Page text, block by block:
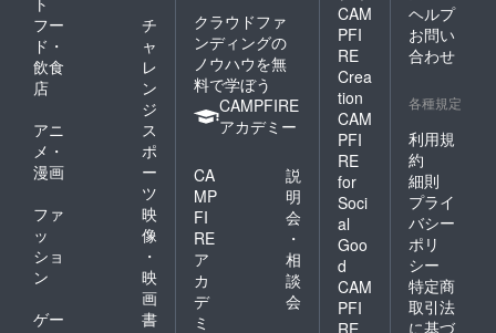
フー
ド・
飲食
店
チ
ャ
レ
ン
ジ
アニ
メ・
漫画
ス
ポ
ー
ツ
ファ
ッ
ショ
ン
映
像
・
映
画
ゲー
書
クラウドファ
ンディングの
ノウハウを無
料で学ぼう
CAMPFIRE
アカデミー
CA
MP
FI
RE
ア
カ
デ
ミ
説
明
会
・
相
談
会
CAM
PFI
RE
Crea
tion
CAM
PFI
RE
for
Soci
al
Goo
d
CAM
PFI
ヘルプ
お問い
合わせ
各種規定
利用規
約
細則
プライ
バシー
ポリ
シー
特定商
取引法
に基づ